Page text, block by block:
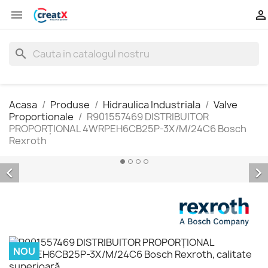
 
search
Acasa Produse Hidraulica Industriala
Valve
Proportionale
R901557469 DISTRIBUITOR
PROPORŢIONAL 4WRPEH6CB25P-3X/M/24C6 Bosch
Rexroth
 
NOU